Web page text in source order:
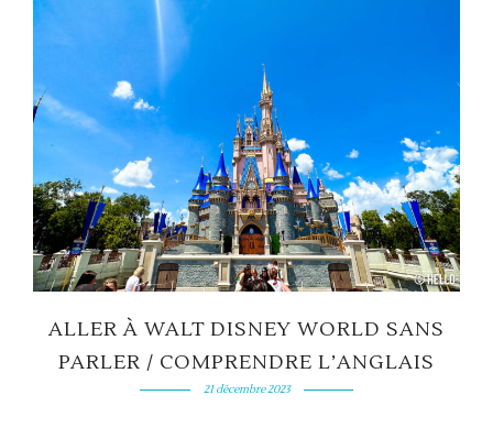
ALLER À WALT DISNEY WORLD SANS
PARLER / COMPRENDRE L’ANGLAIS
21 décembre 2023